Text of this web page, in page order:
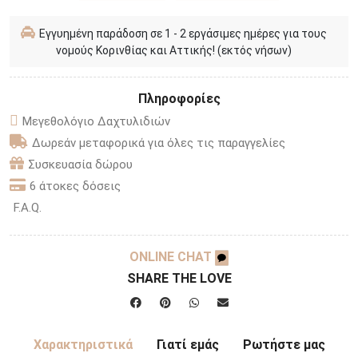
Εγγυημένη παράδοση σε 1 - 2 εργάσιμες ημέρες για τους
νομούς Κορινθίας και Αττικής! (εκτός νήσων)
Πληροφορίες
Μεγεθολόγιο Δαχτυλιδιών
Δωρεάν μεταφορικά για όλες τις παραγγελίες
Συσκευασία δώρου
6 άτοκες δόσεις
F.A.Q.
ONLINE CHAT
SHARE THE LOVE
Χαρακτηριστικά Γιατί εμάς Ρωτήστε μας